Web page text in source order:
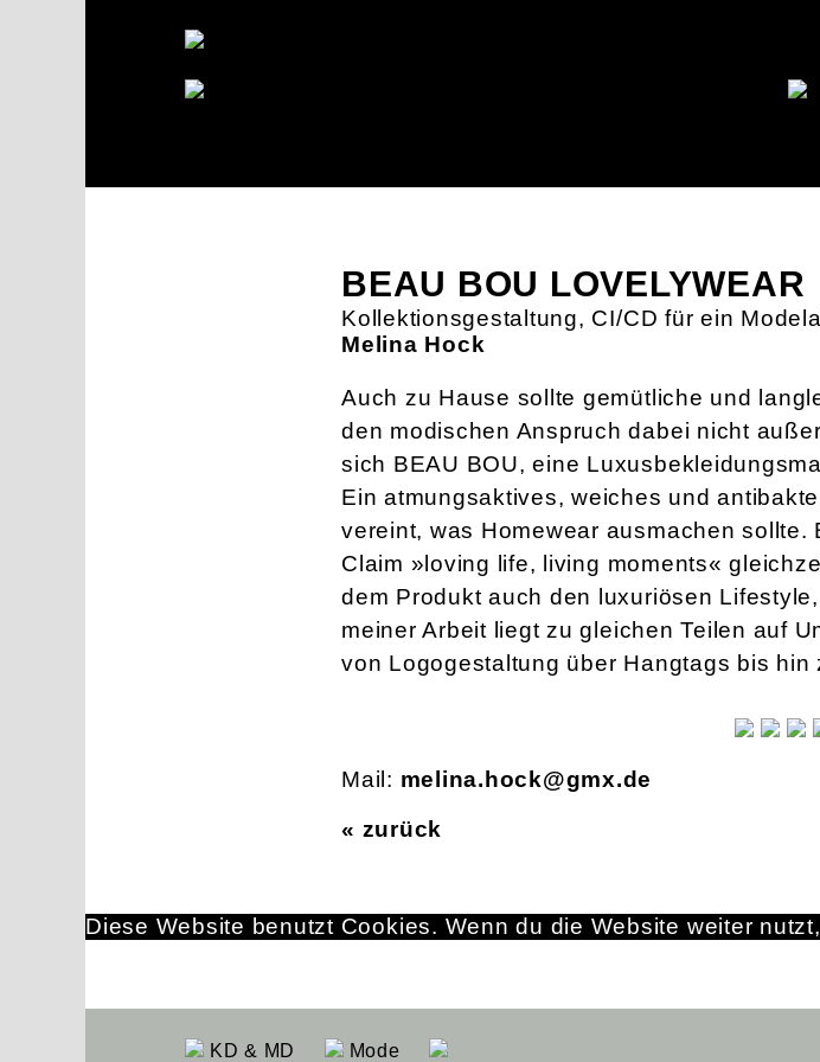
BEAU BOU LOVELYWEAR
Kollektionsgestaltung, CI/CD für ein
Melina Hock
Auch zu Hause sollte gemütliche und
den modischen Anspruch dabei nicht
sich BEAU BOU, eine
Ein atmungsaktives, weiches und
vereint, was Homewear ausmachen sollte.
Claim »loving life, living moments«
dem Produkt auch den luxuriösen
meiner Arbeit liegt zu gleichen Teilen auf
von Logogestaltung über Hangtags bis
Mail: melina.hock@gmx.de
« zurück
KD & MD Mode
Diese Website benutzt Cookies. Wenn du die Website weiter